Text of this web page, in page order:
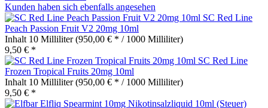
Kunden haben sich ebenfalls angesehen
SC Red Line
Peach Passion Fruit V2 20mg 10ml
Inhalt 10 Milliliter(950,00 € * / 1000 Milliliter)
9,50 € *
SC Red Line
Frozen Tropical Fruits 20mg 10ml
Inhalt 10 Milliliter(950,00 € * / 1000 Milliliter)
9,50 € *